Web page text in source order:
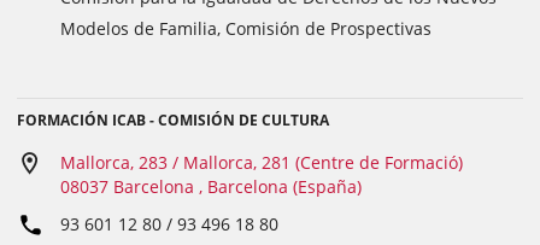
Modelos de Familia, Comisión de Prospectivas
FORMACIÓN ICAB - COMISIÓN DE CULTURA
Mallorca, 283 / Mallorca, 281 (Centre de Formació)
08037 Barcelona , Barcelona (España)
93 601 12 80 / 93 496 18 80